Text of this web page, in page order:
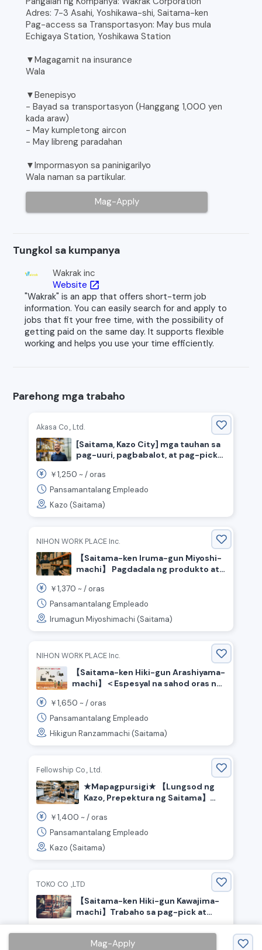
Mag-Apply
Adres: 7-3 Asahi, Yoshikawa-shi, Saitama-ken
Pag-access sa Transportasyon: May bus mula
Echigaya Station, Yoshikawa Station
▼Magagamit na insurance
Wala
▼Benepisyo
- Bayad sa transportasyon (Hanggang 1,000 yen
kada araw)
- May kumpletong aircon
- May libreng paradahan
▼Impormasyon sa paninigarilyo
Wala naman sa partikular.
Mag-Apply
Tungkol sa kumpanya
Wakrak inc
Website open_in_new
"Wakrak" is an app that offers short-term job
information. You can easily search for and apply to
jobs that fit your free time, with the possibility of
getting paid on the same day. It supports flexible
working and helps you use your time efficiently.
Parehong mga trabaho
Akasa Co., Ltd.
[Saitama, Kazo City] mga tauhan sa
pag-uuri, pagbabalot, at pag-pick
￥1,250 ~ /oras
Pansamantalang Empleado
Kazo (Saitama)
NIHON WORK PLACE Inc.
【Saitama-ken Iruma-gun Miyoshi-
machi】 Pagdadala ng produkto at
oras / Day shift
￥1,370 ~ /oras
Pansamantalang Empleado
Irumagun Miyoshimachi (Saitama)
NIHON WORK PLACE Inc.
【Saitama-ken Hiki-gun Arashiyama-
machi】＜Espesyal na sahod oras ng
inumin/Sahod kada oras na
¥1650/May palitan ng shift
￥1,650 ~ /oras
Pansamantalang Empleado
Hikigun Ranzammachi (Saitama)
Fellowship Co., Ltd.
★Mapagpursigi★ 【Lungsod ng
Kazo, Prepektura ng Saitama】
magaan na trabaho sa tanyag na
pabrika ng mga trading card
￥1,400 ~ /oras
Pansamantalang Empleado
Kazo (Saitama)
TOKO CO .,LTD
【Saitama-ken Hiki-gun Kawajima-
machi】Trabaho sa pag-pick at
convenience store.
￥1,400~ /oras
Pansamantalang Empleado